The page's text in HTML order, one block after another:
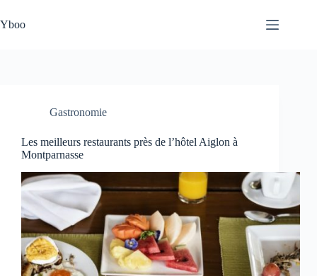
au
contenu
Yboo
Gastronomie
Les meilleurs restaurants près de l’hôtel Aiglon à
Montparnasse